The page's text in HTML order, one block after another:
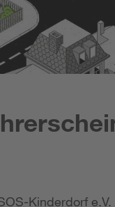
Kinderdorf e.V.